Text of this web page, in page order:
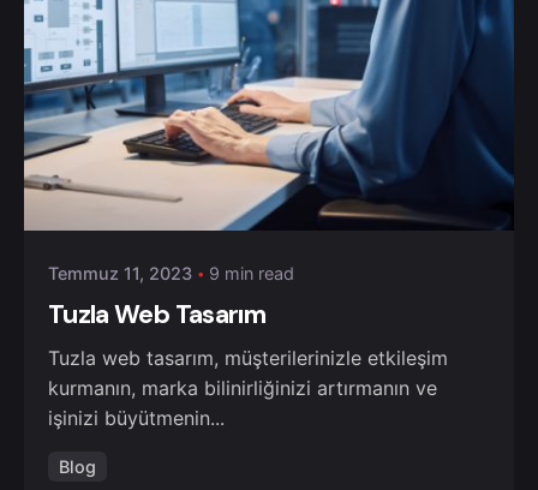
Posted by
admin
Temmuz 11, 2023 9 min read
Tuzla Web Tasarım
Tuzla web tasarım, müşterilerinizle etkileşim
kurmanın, marka bilinirliğinizi artırmanın ve
işinizi büyütmenin...
Blog